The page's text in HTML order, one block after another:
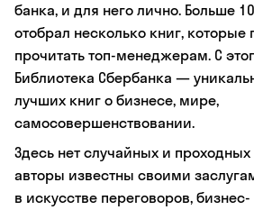
банка, и для него лично. Больше
отобрал несколько книг,
прочитать топ-менеджерам. С
Библиотека Сбербанка —
лучших книг о бизнесе, мире,
самосовершенствовании.
Здесь нет случайных и
авторы известны своими
в искусстве переговоров, бизнес-